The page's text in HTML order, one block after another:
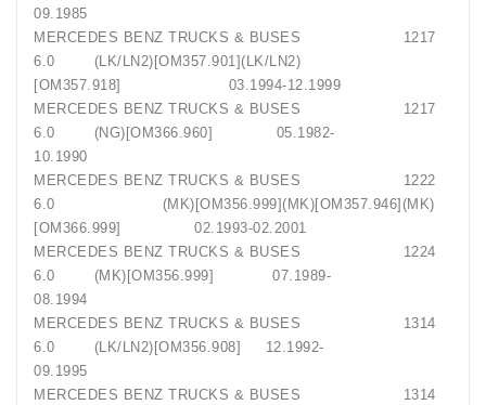
09.1985
MERCEDES BENZ TRUCKS & BUSES 1217
6.0 (LK/LN2)[OM357.901](LK/LN2)
[OM357.918] 03.1994-12.1999
MERCEDES BENZ TRUCKS & BUSES 1217
6.0 (NG)[OM366.960] 05.1982-
10.1990
MERCEDES BENZ TRUCKS & BUSES 1222
6.0 (MK)[OM356.999](MK)[OM357.946](MK)
[OM366.999] 02.1993-02.2001
MERCEDES BENZ TRUCKS & BUSES 1224
6.0 (MK)[OM356.999] 07.1989-
08.1994
MERCEDES BENZ TRUCKS & BUSES 1314
6.0 (LK/LN2)[OM356.908] 12.1992-
09.1995
MERCEDES BENZ TRUCKS & BUSES 1314